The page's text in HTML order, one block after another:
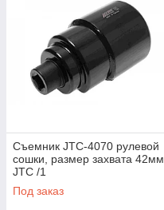
Съемник JTC-4070 рулевой
сошки, размер захвата 42мм
JTC /1
Под заказ